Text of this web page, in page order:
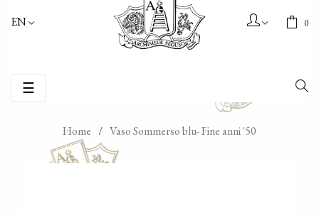
EN 0
Toggle
navigation
☰
Home Vaso Sommerso blu- Fine anni '50